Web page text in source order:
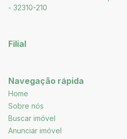
- 32310-210
Filial
Navegação rápida
Home
Sobre nós
Buscar imóvel
Anunciar imóvel